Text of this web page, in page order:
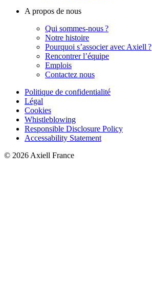
A propos de nous
Qui sommes-nous ?
Notre histoire
Pourquoi s’associer avec Axiell ?
Rencontrer l’équipe
Emplois
Contactez nous
Politique de confidentialité
Légal
Cookies
Whistleblowing
Responsible Disclosure Policy
Accessability Statement
© 2026 Axiell France